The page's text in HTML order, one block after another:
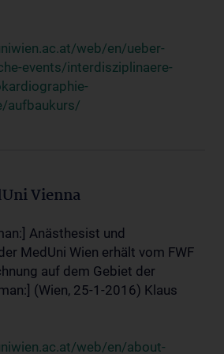
web/en/ueber-
events/interdisziplinaere-
aufbaukurs/
Vienna
Anästhesist und
MedUni Wien erhält vom FWF
auf dem Gebiet der
(Wien, 25-1-2016) Klaus
web/en/about-